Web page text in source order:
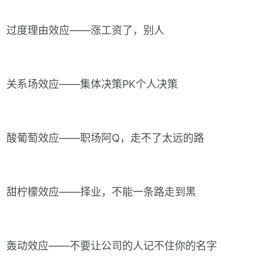
过度理由效应——涨工资了，别人
关系场效应——集体决策PK个人决策
酸葡萄效应——职场阿Q，走不了太远的路
甜柠檬效应——择业，不能一条路走到黑
轰动效应——不要让公司的人记不住你的名字